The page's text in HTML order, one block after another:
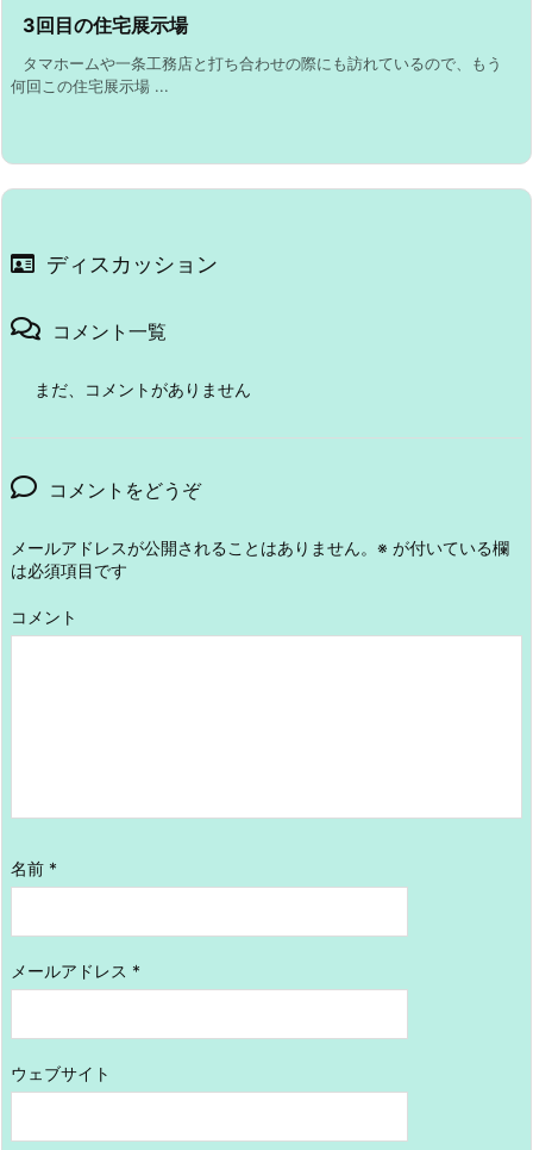
3回目の住宅展示場
タマホームや一条工務店と打ち合わせの際にも訪れているので、もう
何回この住宅展示場 ...
ディスカッション
コメント一覧
まだ、コメントがありません
コメントをどうぞ
メールアドレスが公開されることはありません。 ※ が付いている欄
は必須項目です
コメント
名前 *
メールアドレス *
ウェブサイト